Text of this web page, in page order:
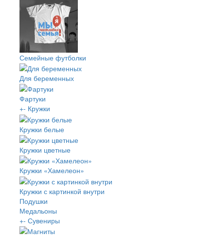
Семейные футболки
Для беременных
Фартуки
+- Кружки
Кружки белые
Кружки цветные
Кружки «Хамелеон»
Кружки с картинкой внутри
Подушки
Медальоны
+- Сувениры